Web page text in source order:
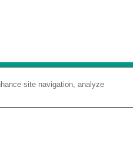
site navigation, analyze